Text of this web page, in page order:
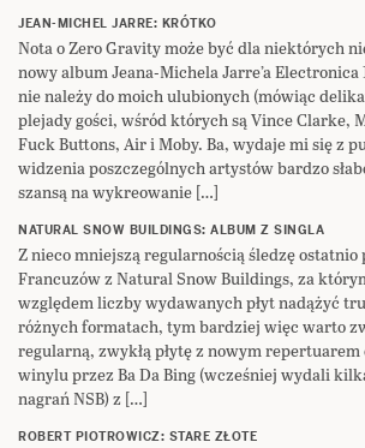
JEAN-MICHEL JARRE: KRÓTKO
Nota o Zero Gravity może być dla niektórych
nowy album Jeana-Michela Jarre’a
nie należy do moich ulubionych (mówiąc
plejady gości, wśród których są Vince Clarke,
Fuck Buttons, Air i Moby. Ba, wydaje mi się z
widzenia poszczególnych artystów bardzo
szansą na wykreowanie […]
NATURAL SNOW BUILDINGS: ALBUM Z SINGLA
Z nieco mniejszą regularnością śledzę ostatnio
Francuzów z Natural Snow Buildings, za
względem liczby wydawanych płyt nadążyć
różnych formatach, tym bardziej więc warto
regularną, zwykłą płytę z nowym
winylu przez Ba Da Bing (wcześniej wydali
nagrań NSB) z […]
ROBERT PIOTROWICZ: STARE ZŁOTE